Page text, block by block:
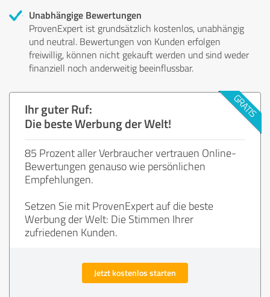
Unabhängige Bewertungen
ProvenExpert ist grundsätzlich kostenlos, unabhängig
und neutral. Bewertungen von Kunden erfolgen
freiwillig, können nicht gekauft werden und sind weder
finanziell noch anderweitig beeinflussbar.
Ihr guter Ruf:
Die beste Werbung der Welt!
85 Prozent aller Verbraucher vertrauen Online-
Bewertungen genauso wie persönlichen
Empfehlungen.
Setzen Sie mit ProvenExpert auf die beste
Werbung der Welt: Die Stimmen Ihrer
zufriedenen Kunden.
Jetzt kostenlos starten